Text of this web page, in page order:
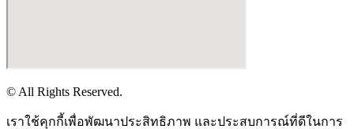
© All Rights Reserved.
เราใช้คุกกี้เพื่อพัฒนาประสิทธิภาพ และประสบการณ์ที่ดีในการ